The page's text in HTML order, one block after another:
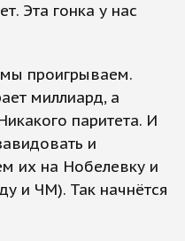
Эта гонка у нас
проигрываем.
миллиард, а
паритета. И
и
их на Нобелевку и
и ЧМ). Так начнётся